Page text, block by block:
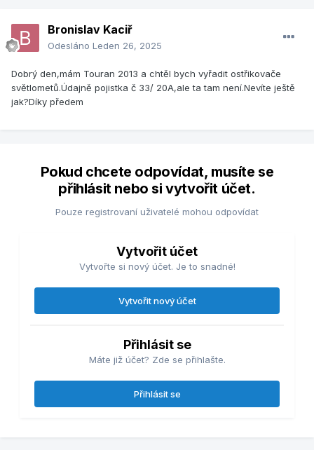
Bronislav Kaciř
Odesláno Leden 26, 2025
Dobrý den,mám Touran 2013 a chtěl bych vyřadit ostřikovače
světlometů.Údajně pojistka č 33/ 20A,ale ta tam není.Nevíte ještě
jak?Díky předem
Pokud chcete odpovídat, musíte se
přihlásit nebo si vytvořit účet.
Pouze registrovaní uživatelé mohou odpovídat
Vytvořit účet
Vytvořte si nový účet. Je to snadné!
Vytvořit nový účet
Přihlásit se
Máte již účet? Zde se přihlašte.
Přihlásit se